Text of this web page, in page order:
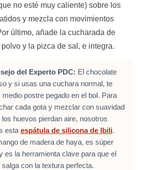
no esté muy caliente) sobre los
y mezcla con movimientos
último, añade la cucharada de
y la pizca de sal, e integra.
del Experto PDC: El chocolate
y si usas una cuchara normal, te
medio postre pegado en el bol. Para
cada gota y mezclar con suavidad
los huevos pierdan aire, nosotros
esta espátula de silicona de Ibili.
de madera de haya, es súper
es la herramienta clave para que el
salga con la textura perfecta.